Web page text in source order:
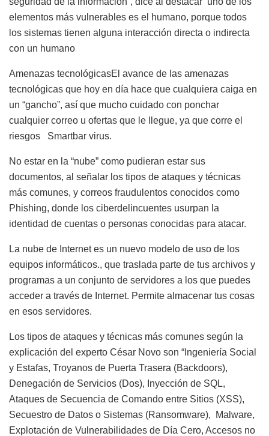
elementos más vulnerables es el humano, porque todos
los sistemas tienen alguna interacción directa o indirecta
con un humano
Amenazas tecnológicasEl avance de las amenazas
tecnológicas que hoy en día hace que cualquiera caiga en
un “gancho”, así que mucho cuidado con ponchar
cualquier correo u ofertas que le llegue, ya que corre el
riesgos Smartbar virus.
No estar en la “nube” como pudieran estar sus
documentos, al señalar los tipos de ataques y técnicas
más comunes, y correos fraudulentos conocidos como
Phishing, donde los ciberdelincuentes usurpan la
identidad de cuentas o personas conocidas para atacar.
La nube de Internet es un nuevo modelo de uso de los
equipos informáticos., que traslada parte de tus archivos y
programas a un conjunto de servidores a los que puedes
acceder a través de Internet. Permite almacenar tus cosas
en esos servidores.
Los tipos de ataques y técnicas más comunes según la
explicación del experto César Novo son “Ingeniería Social
y Estafas, Troyanos de Puerta Trasera (Backdoors),
Denegación de Servicios (Dos), Inyección de SQL,
Ataques de Secuencia de Comando entre Sitios (XSS),
Secuestro de Datos o Sistemas (Ransomware), Malware,
Explotación de Vulnerabilidades de Día Cero, Accesos no